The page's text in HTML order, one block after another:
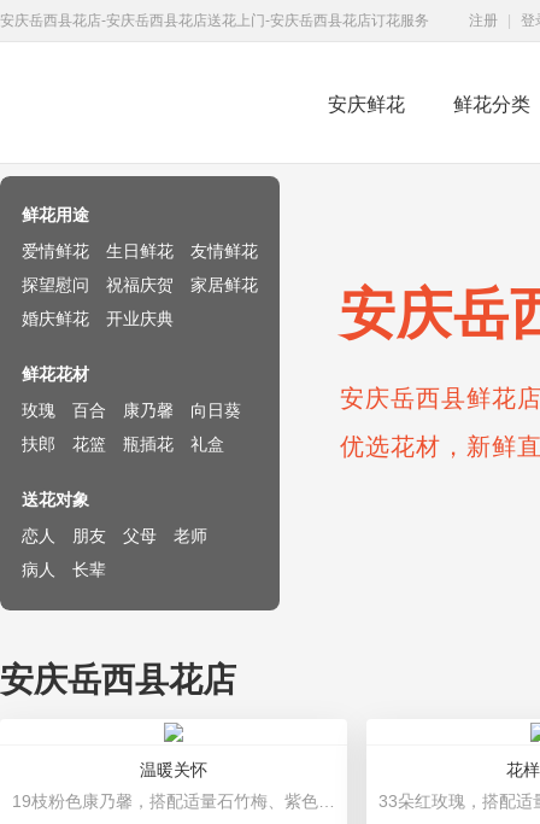
安庆岳西县花店-安庆岳西县花店送花上门-安庆岳西县花店订花服务 注册 登
安庆鲜花 鲜花分类
安庆岳
安庆岳西县鲜花
优选花材，新鲜
鲜花用途
爱情鲜花
生日鲜花
友情鲜花
探望慰问
祝福庆贺
家居鲜花
婚庆鲜花
开业庆典
鲜花花材
玫瑰
百合 康乃馨
向日葵
扶郎
花篮 瓶插花 礼盒
送花对象
恋人
朋友 父母
老师
病人
长辈
安庆岳西县花店
温暖关怀
花